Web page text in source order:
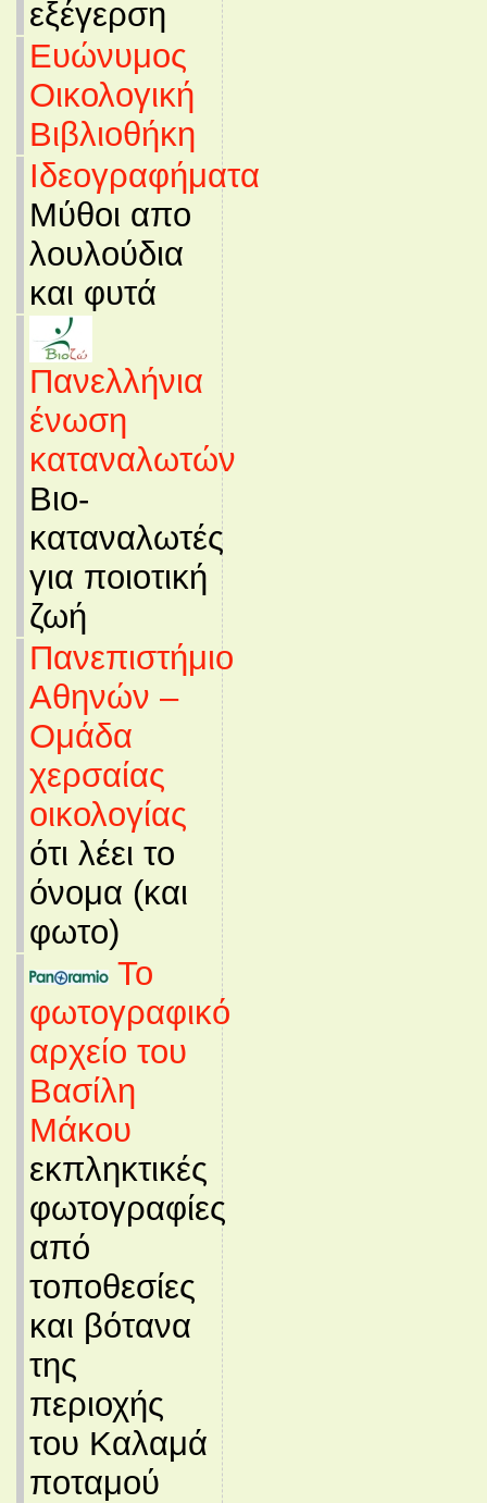
εξέγερση
Ευώνυμος
Οικολογική
Βιβλιοθήκη
Ιδεογραφήματα
Μύθοι απο
λουλούδια
και φυτά
Πανελλήνια
ένωση
καταναλωτών
Βιο-
καταναλωτές
για ποιοτική
ζωή
Πανεπιστήμιο
Αθηνών –
Ομάδα
χερσαίας
οικολογίας
ότι λέει το
όνομα (και
φωτο)
Το
φωτογραφικό
αρχείο του
Βασίλη
Μάκου
εκπληκτικές
φωτογραφίες
από
τοποθεσίες
και βότανα
της
περιοχής
του Καλαμά
ποταμού